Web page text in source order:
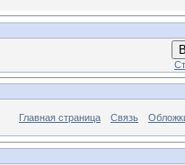
Главная страница Связь